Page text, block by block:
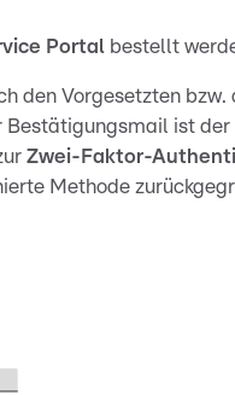
Portal bestellt
den Vorgesetzten
Bestätigungsmail ist
Zwei-Faktor-
Methode